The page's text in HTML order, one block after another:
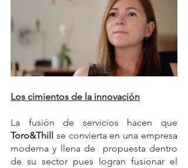
Los cimientos de la innovación
Toro&Thill se convierta en una empresa
moderna y llena de  propuesta dentro
de su sector pues logran fusionar el